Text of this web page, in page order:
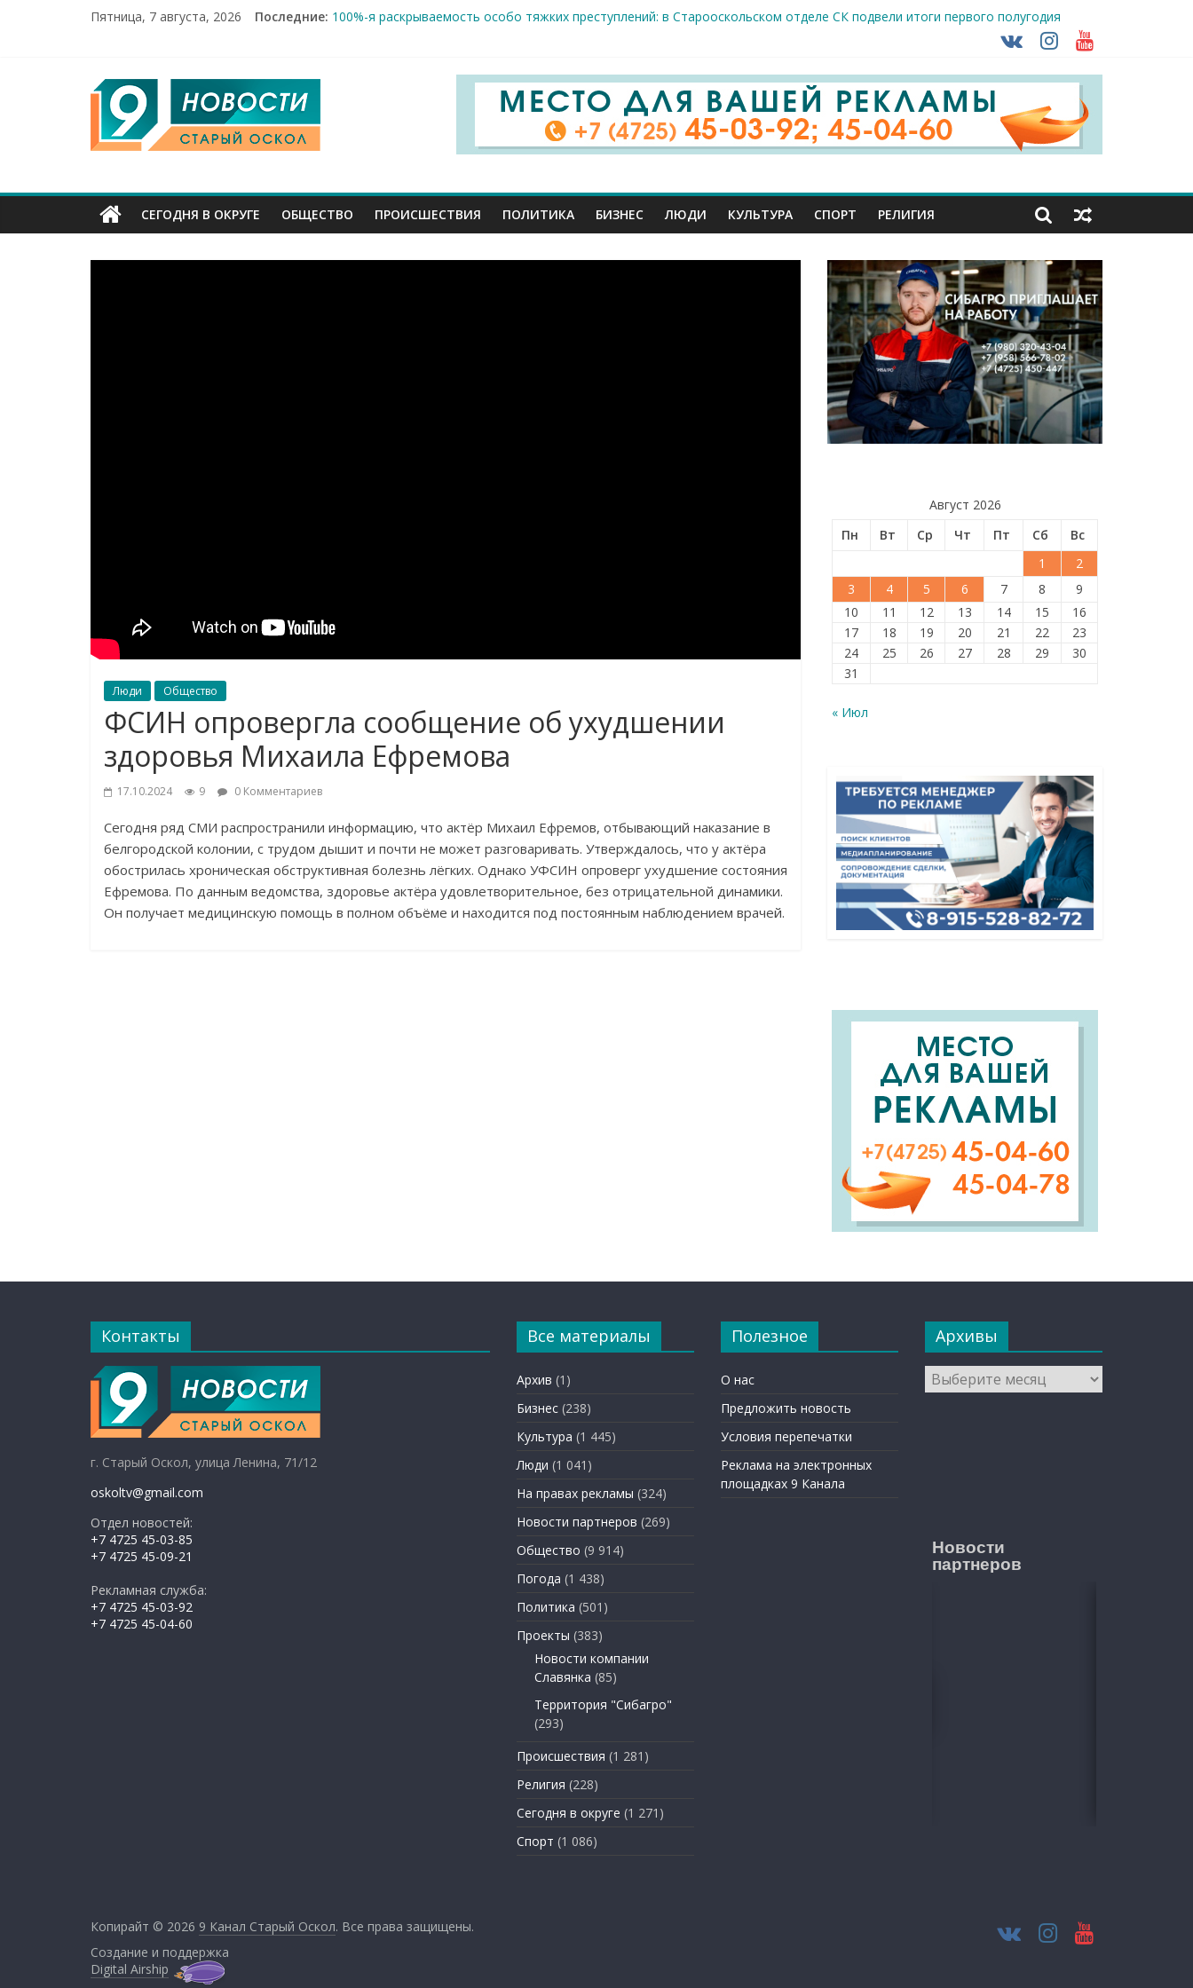
Пятница, 7 августа, 2026 Последние: 100%-я раскрываемость особо тяжких преступлений: в Старооскольском отделе СК подвели итоги первого полугодия
«Купеческие салоны»: старооскольский краеведческий музей приглашает окунуться в прошлое
Два мирных жителя Белгородской области пострадали сегодня во время атак ВСУ
9
Канал
Старый
Оскол
СЕГОДНЯ В ОКРУГЕ ОБЩЕСТВО ПРОИСШЕСТВИЯ ПОЛИТИКА БИЗНЕС ЛЮДИ КУЛЬТУРА СПОРТ РЕЛИГИЯ
Люди Общество
ФСИН опровергла сообщение об ухудшении
здоровья Михаила Ефремова
17.10.2024 9 0 Комментариев
Сегодня ряд СМИ распространили информацию, что актёр Михаил Ефремов, отбывающий наказание в
белгородской колонии, с трудом дышит и почти не может разговаривать. Утверждалось, что у актёра
обострилась хроническая обструктивная болезнь лёгких. Однако УФСИН опроверг ухудшение состояния
Ефремова. По данным ведомства, здоровье актёра удовлетворительное, без отрицательной динамики.
Он получает медицинскую помощь в полном объёме и находится под постоянным наблюдением врачей.
Август 2026
Пн
Вт Ср Чт Пт Сб
Вс
1
2
3
4 5 6 7 8
9
10
11 12 13 14 15
16
17
18 19 20 21 22
23
24
25 26 27 28 29
30
31
« Июл
Контакты
г. Старый Оскол, улица Ленина, 71/12
oskoltv@gmail.com
Отдел новостей:
+7 4725 45-03-85
+7 4725 45-09-21
Рекламная служба:
+7 4725 45-03-92
+7 4725 45-04-60
Все материалы
Архив (1)
Бизнес (238)
Культура (1 445)
Люди (1 041)
На правах рекламы (324)
Новости партнеров (269)
Общество (9 914)
Погода (1 438)
Политика (501)
Проекты (383)
Новости компании
Славянка (85)
Территория "Сибагро"
(293)
Происшествия (1 281)
Религия (228)
Сегодня в округе (1 271)
Спорт (1 086)
Полезное
О нас
Предложить новость
Условия перепечатки
Реклама на электронных
площадках 9 Канала
Архивы
Архивы
Новости
партнеров
Копирайт © 2026 9 Канал Старый Оскол. Все права защищены.
Создание и поддержка
Digital Airship